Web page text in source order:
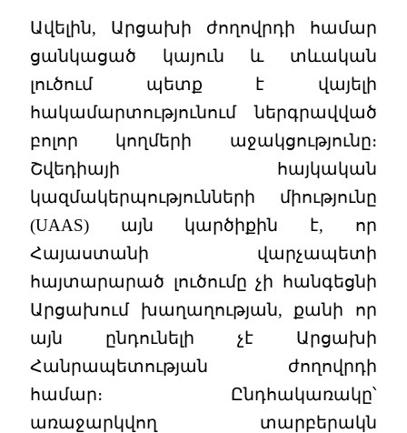
Ավելին, Արցախի ժողովրդի համար
ցանկացած կայուն և տևական
լուծում պետք է վայելի
հակամարտությունում ներգրավված
բոլոր կողմերի աջակցությունը։
Շվեդիայի հայկական
կազմակերպությունների միությունը
(UAAS) այն կարծիքին է, որ
Հայաստանի վարչապետի
հայտարարած լուծումը չի հանգեցնի
Արցախում խաղաղության, քանի որ
այն ընդունելի չէ Արցախի
Հանրապետության ժողովրդի
համար։ Ընդհակառակը՝
առաջարկվող տարբերակն